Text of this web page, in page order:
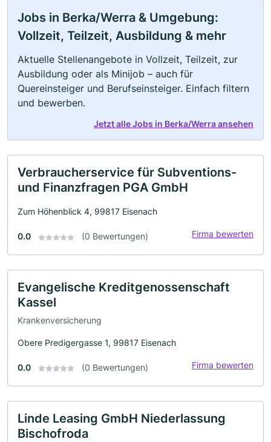
Jobs in Berka/Werra & Umgebung:
Vollzeit, Teilzeit, Ausbildung & mehr
Aktuelle Stellenangebote in Vollzeit, Teilzeit, zur
Ausbildung oder als Minijob – auch für
Quereinsteiger und Berufseinsteiger. Einfach filtern
und bewerben.
Jetzt alle Jobs in Berka/Werra ansehen
Verbraucherservice für Subventions-
und Finanzfragen PGA GmbH
Zum Höhenblick 4, 99817 Eisenach
0.0 (0 Bewertungen) Firma bewerten
Evangelische Kreditgenossenschaft
Kassel
Krankenversicherung
Obere Predigergasse 1, 99817 Eisenach
0.0 (0 Bewertungen) Firma bewerten
Linde Leasing GmbH Niederlassung
Bischofroda